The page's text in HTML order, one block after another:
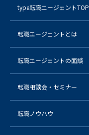
type転職エージェントTOP
転職エージェントとは
転職エージェントの面談
転職相談会・セミナー
転職ノウハウ